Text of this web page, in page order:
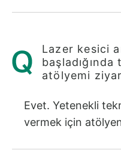
Lazer kesici
atölyemi
Evet. Yetenekli
vermek için